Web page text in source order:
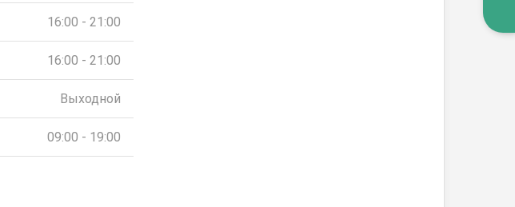
16:00 - 21:00
16:00 - 21:00
Выходной
09:00 - 19:00